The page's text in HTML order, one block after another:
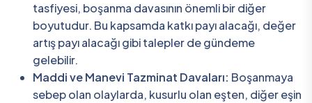
tasfiyesi, boşanma davasının önemli bir diğer
boyutudur. Bu kapsamda katkı payı alacağı, değer
artış payı alacağı gibi talepler de gündeme
gelebilir.
Maddi ve Manevi Tazminat Davaları: Boşanmaya
sebep olan olaylarda, kusurlu olan eşten, diğer eşin